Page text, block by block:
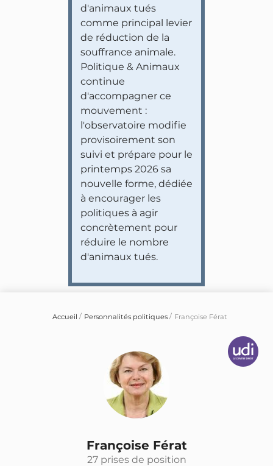
d'animaux tués
comme principal levier
de réduction de la
souffrance animale.
Politique & Animaux
continue
d'accompagner ce
mouvement :
l'observatoire modifie
provisoirement son
suivi et prépare pour le
printemps 2026 sa
nouvelle forme, dédiée
à encourager les
politiques à agir
concrètement pour
réduire le nombre
d'animaux tués.
Accueil Personnalités politiques Françoise Férat
Françoise Férat
27 prises de position